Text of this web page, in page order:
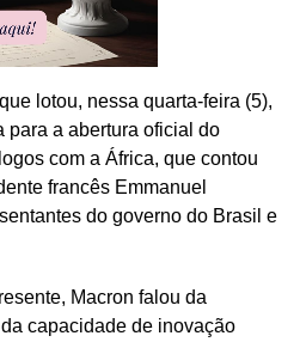
lotou, nessa quarta-feira (5),
para a abertura oficial do
com a África, que contou
francês Emmanuel
do governo do Brasil e
Macron falou da
capacidade de inovação